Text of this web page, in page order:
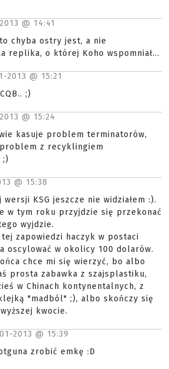
@ 14:41
chyba ostry jest, a nie
replika, o której Koho wspomniał...
2013 @ 15:21
;)
@ 15:24
kasuje problem terminatorów,
z recyklingiem
;)
@ 15:38
wersji KSG jeszcze nie widziałem :).
w tym roku przyjdzie się przekonać
wyjdzie.
zapowiedzi haczyk w postaci
oscylować w okolicy 100 dolarów.
chce mi się wierzyć, bo albo
prosta zabawka z szajsplastiku,
w Chinach kontynentalnych, z
"madból" ;), albo skończy się
kwocie.
2013 @ 15:39
zrobić emkę :D